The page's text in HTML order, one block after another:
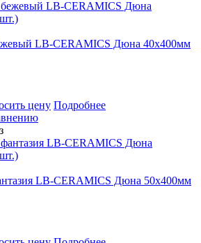
LB-CERAMICS Дюна 40x400мм
цену Подробнее
LB-CERAMICS Дюна 50x400мм